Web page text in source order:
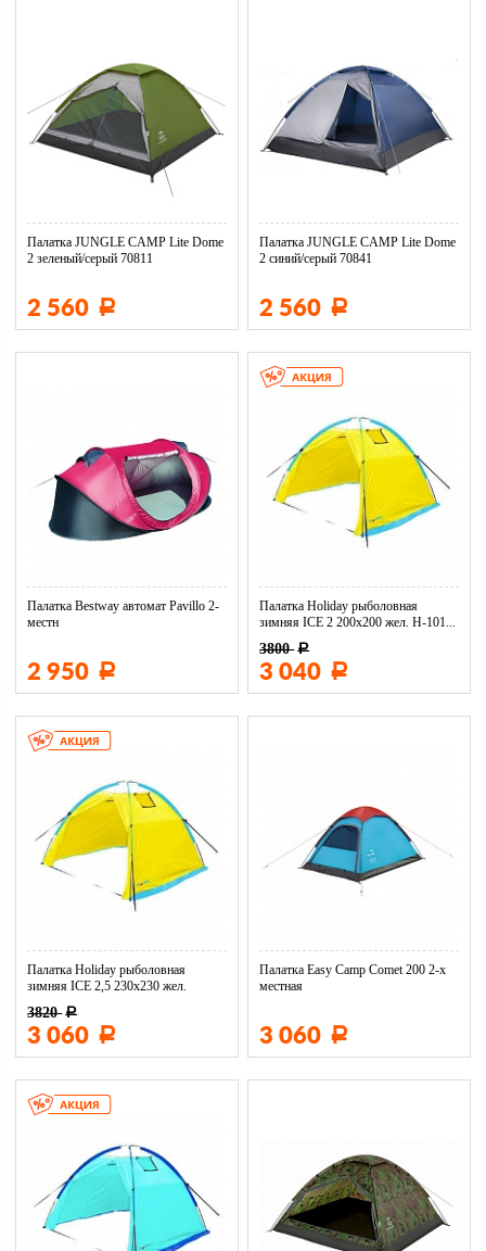
Палатка JUNGLE CAMP Lite Dome
2 зеленый/серый 70811
2 560 Р
Палатка JUNGLE CAMP Lite Dome
2 синий/серый 70841
2 560 Р
Палатка Bestway автомат Pavillo 2-
местн
2 950 Р
Палатка Holiday рыболовная
зимняя ICE 2 200х200 жел. H-101...
3800 Р
3 040 Р
Палатка Holiday рыболовная
зимняя ICE 2,5 230х230 жел.
3820 Р
3 060 Р
Палатка Easy Camp Comet 200 2-х
местная
3 060 Р